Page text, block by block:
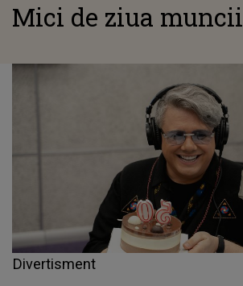
Mici de ziua muncii
Divertisment